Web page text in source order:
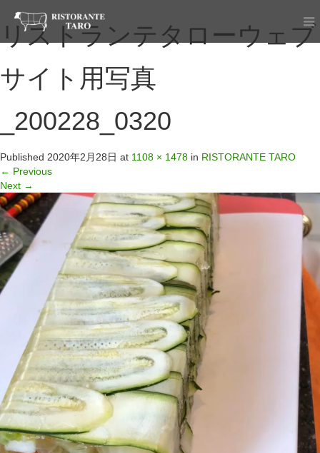
リストランテタローウェブ
サイト用写真
_200228_0320
Published 2020年2月28日 at 1108 × 1478 in RISTORANTE TARO
← Previous
Next →